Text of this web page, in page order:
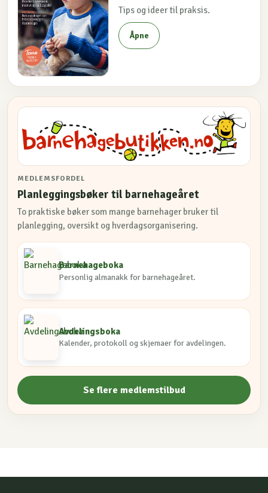
Tips og ideer til praksis.
Åpne
MEDLEMSFORDEL
Planleggingsbøker til barnehageåret
To praktiske bøker som mange barnehager bruker til
planlegging, oversikt og hverdagsorganisering.
Barnehageboka
Personlig almanakk for barnehageåret.
Avdelingsboka
Kalender, protokoll og skjemaer for avdelingen.
Se flere medlemstilbud